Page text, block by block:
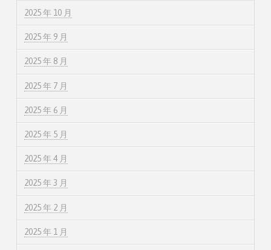
2025 年 10 月
2025 年 9 月
2025 年 8 月
2025 年 7 月
2025 年 6 月
2025 年 5 月
2025 年 4 月
2025 年 3 月
2025 年 2 月
2025 年 1 月